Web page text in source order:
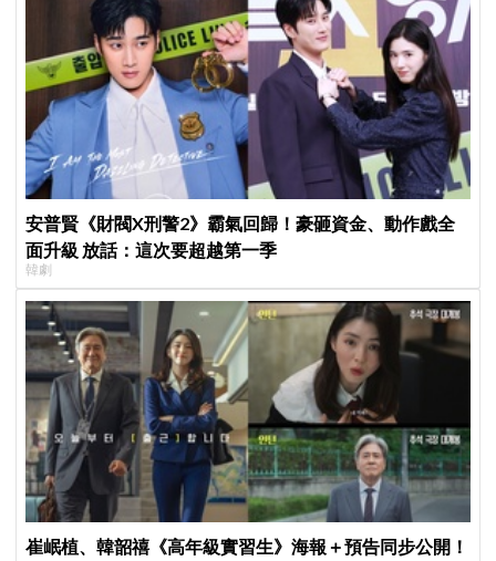
安普賢《財閥X刑警2》霸氣回歸！豪砸資金、動作戲全
面升級 放話：這次要超越第一季
韓劇
崔岷植、韓韶禧《高年級實習生》海報＋預告同步公開！